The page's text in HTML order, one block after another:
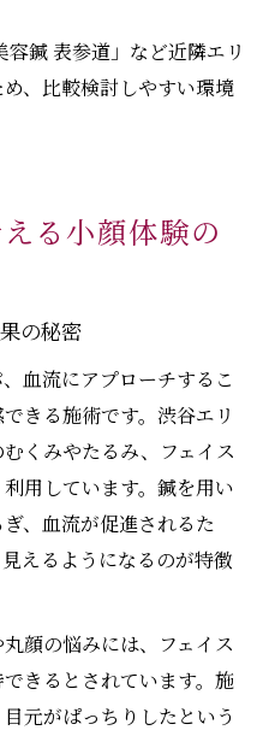
鍼 表参道」など近隣エリ
、比較検討しやすい環境
る小顔体験の
の秘密
血流にアプローチするこ
きる施術です。渋谷エリ
くみやたるみ、フェイス
用しています。鍼を用い
、血流が促進されるた
えるようになるのが特徴
顔の悩みには、フェイス
きるとされています。施
元がぱっちりしたという